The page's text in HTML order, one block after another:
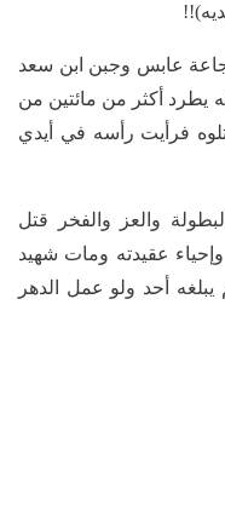
عابس وجبن ابن سعد
يطرد أكثر من مائتين من
فرأيت رأسه في أيدي
والعز والفخر قتل
عقيدته ومات شهيد
أحد ولو عمل الدهر